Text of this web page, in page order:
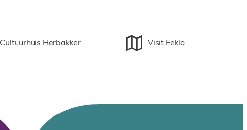
Cultuurhuis Herbakker Visit.Eeklo